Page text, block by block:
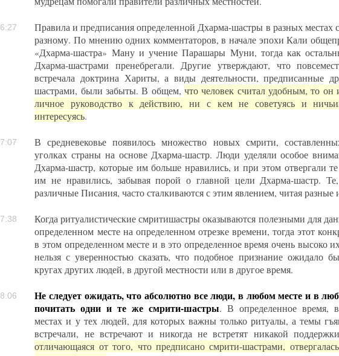
Правила и предписания определенной Дхарма-шастры в разных местах
разному. По мнению одних комментаторов, в начале эпохи Кали
«Дхарма-шастра» Ману и учение Парашары Муни, тогда как
Дхарма-шастрами пренебрегали. Другие утверждают, что
встречала доктрина Хариты, а виды деятельности, предписанные
шастрами, были забыты. В общем,что человек считал удобным, то
личное руководство к действию, ни с кем не советуясь и
интересуясь.
В средневековье появилось множество новых смрити,
уголках страны на основе Дхарма-шастр. Люди уделяли особое
Дхарма-шастр, которые им больше нравились, и при этом отвергали
им не нравились, забывая порой о главной цели Дхарма-шастр.
различные Писания, часто сталкиваются с этим явлением, читая разные
Когда ритуалистические смритишастры оказываются полезными для
определенном месте на определенном отрезке времени, тогда этот
в этом определенном месте и в это определенное время очень высоко
нельзя с уверенностью сказать, что подобное признание ожидало
кругах других людей, в другой местности или в другое время.
Не следует ожидать, что абсолютно все люди, в любом месте и в
почитать одни и те же смрити-шастры. В определенное время,
местах и у тех людей, для которых важны только ритуалы, а темы
встречали, не встречают и никогда не встретят никакой
отличающаяся от того, что предписано смрити-шастрами,